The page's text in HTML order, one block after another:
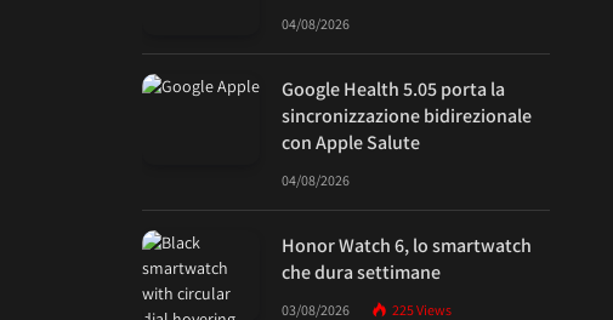
04/08/2026
Google Health 5.05 porta la
sincronizzazione bidirezionale
con Apple Salute
04/08/2026
Honor Watch 6, lo smartwatch
che dura settimane
03/08/2026 225Views